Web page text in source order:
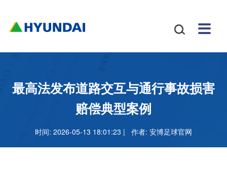

样
机
体育
吗
安博
足球
官网
最高法发布道路交互与通行事故损害
赔偿典型案例
时间: 2026-05-13 18:01:23 | 作者: 安博足球官网